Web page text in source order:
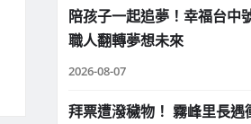
陪孩子一起追夢！幸福台中
職人翻轉夢想未來
2026-08-07
拜票遭潑穢物！ 霧峰里長